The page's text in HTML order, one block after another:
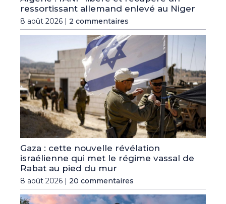
ressortissant allemand enlevé au Niger
8 août 2026 | 2 commentaires
Gaza : cette nouvelle révélation
israélienne qui met le régime vassal de
Rabat au pied du mur
8 août 2026 | 20 commentaires